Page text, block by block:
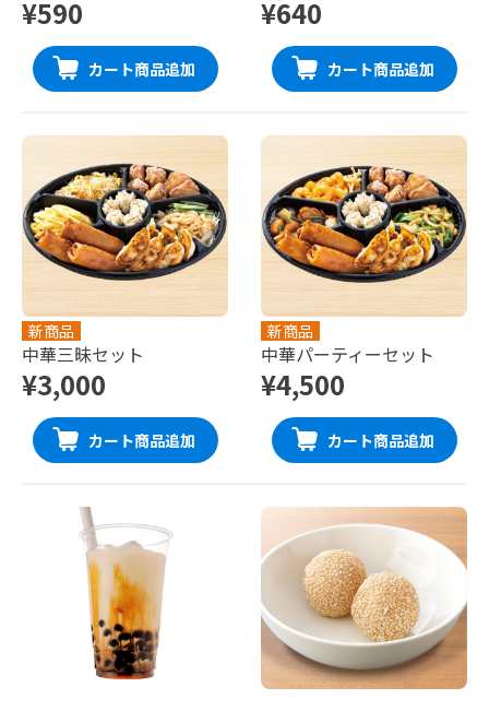
¥590
カート商品追加
¥640
カート商品追加
新商品
中華三昧セット
¥3,000
カート商品追加
新商品
中華パーティーセット
¥4,500
カート商品追加